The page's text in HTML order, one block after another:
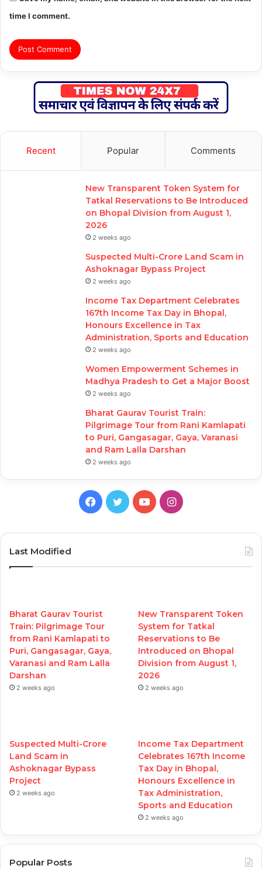
time I comment.
Recent Popular Comments
New Transparent Token System for
Tatkal Reservations to Be Introduced
on Bhopal Division from August 1,
2026
2 weeks ago
Suspected Multi-Crore Land Scam in
Ashoknagar Bypass Project
2 weeks ago
Income Tax Department Celebrates
167th Income Tax Day in Bhopal,
Honours Excellence in Tax
Administration, Sports and Education
2 weeks ago
Women Empowerment Schemes in
Madhya Pradesh to Get a Major Boost
2 weeks ago
Bharat Gaurav Tourist Train:
Pilgrimage Tour from Rani Kamlapati
to Puri, Gangasagar, Gaya, Varanasi
and Ram Lalla Darshan
2 weeks ago
Facebook
TwitterYouTubeInstagram
Last Modified
Bharat Gaurav Tourist
Train: Pilgrimage Tour
from Rani Kamlapati to
Puri, Gangasagar, Gaya,
Varanasi and Ram Lalla
Darshan
2 weeks ago
New Transparent Token
System for Tatkal
Reservations to Be
Introduced on Bhopal
Division from August 1,
2026
2 weeks ago
Suspected Multi-Crore
Land Scam in
Ashoknagar Bypass
Project
2 weeks ago
Income Tax Department
Celebrates 167th Income
Tax Day in Bhopal,
Honours Excellence in
Tax Administration,
Sports and Education
2 weeks ago
Popular Posts